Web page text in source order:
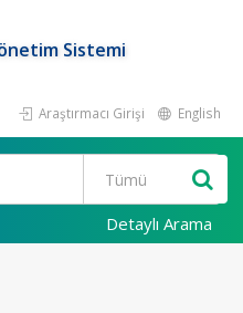
Sistemi
Araştırmacı Girişi English
Detaylı Arama